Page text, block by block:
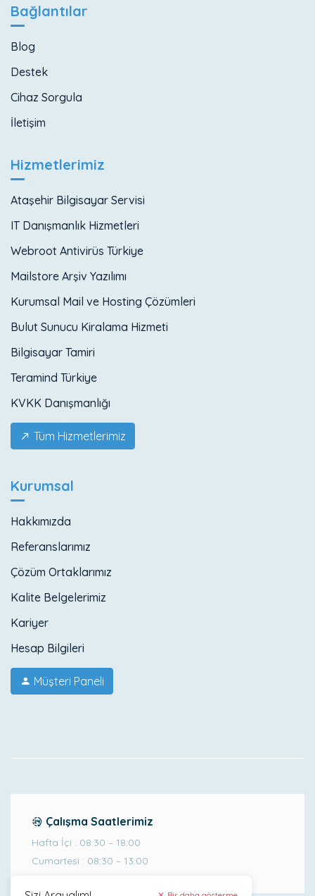
Bağlantılar
Blog
Destek
Cihaz Sorgula
İletişim
Hizmetlerimiz
Ataşehir Bilgisayar Servisi
IT Danışmanlık Hizmetleri
Webroot Antivirüs Türkiye
Mailstore Arşiv Yazılımı
Kurumsal Mail ve Hosting Çözümleri
Bulut Sunucu Kiralama Hizmeti
Bilgisayar Tamiri
Teramind Türkiye
KVKK Danışmanlığı
Tüm Hizmetlerimiz
Kurumsal
Hakkımızda
Referanslarımız
Çözüm Ortaklarımız
Kalite Belgelerimiz
Kariyer
Hesap Bilgileri
Müşteri Paneli
Çalışma Saatlerimiz
Hafta İçi : 08:30 – 18:00
Cumartesi : 08:30 – 13:00